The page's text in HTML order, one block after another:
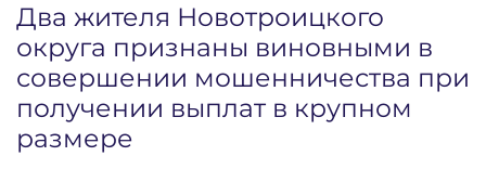
Два жителя Новотроицкого
округа признаны виновными в
совершении мошенничества при
получении выплат в крупном
размере